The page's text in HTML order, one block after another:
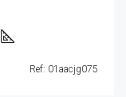
Ref: 01aacjg075